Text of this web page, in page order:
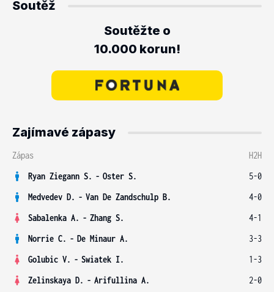
Soutěž
Soutěžte o
10.000 korun!
Zajímavé zápasy
Zápas
H2H
Ryan Ziegann S. - Oster S.
5-0
Medvedev D. - Van De Zandschulp B.
4-0
Sabalenka A. - Zhang S.
4-1
Norrie C. - De Minaur A.
3-3
Golubic V. - Swiatek I.
1-3
Zelinskaya D. - Arifullina A. 2-0